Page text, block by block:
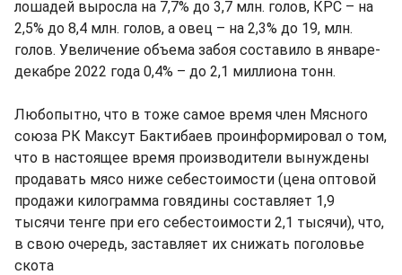
лошадей выросла на 7,7% до 3,7 млн. голов, КРС – на
2,5% до 8,4 млн. голов, а овец – на 2,3% до 19, млн.
голов. Увеличение объема забоя составило в январе-
декабре 2022 года 0,4% – до 2,1 миллиона тонн.
Любопытно, что в тоже самое время член Мясного
союза РК Максут Бактибаев проинформировал о том,
что в настоящее время производители вынуждены
продавать мясо ниже себестоимости (цена оптовой
продажи килограмма говядины составляет 1,9
тысячи тенге при его себестоимости 2,1 тысячи), что,
в свою очередь, заставляет их снижать поголовье
скота